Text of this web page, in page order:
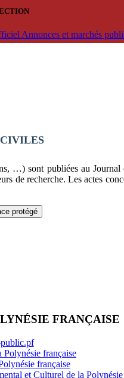
Annonces et marchés
…) sont publiées au
de recherche. Les actes
protégé
FRANÇAISE
Polynésie française
française
et Culturel de la